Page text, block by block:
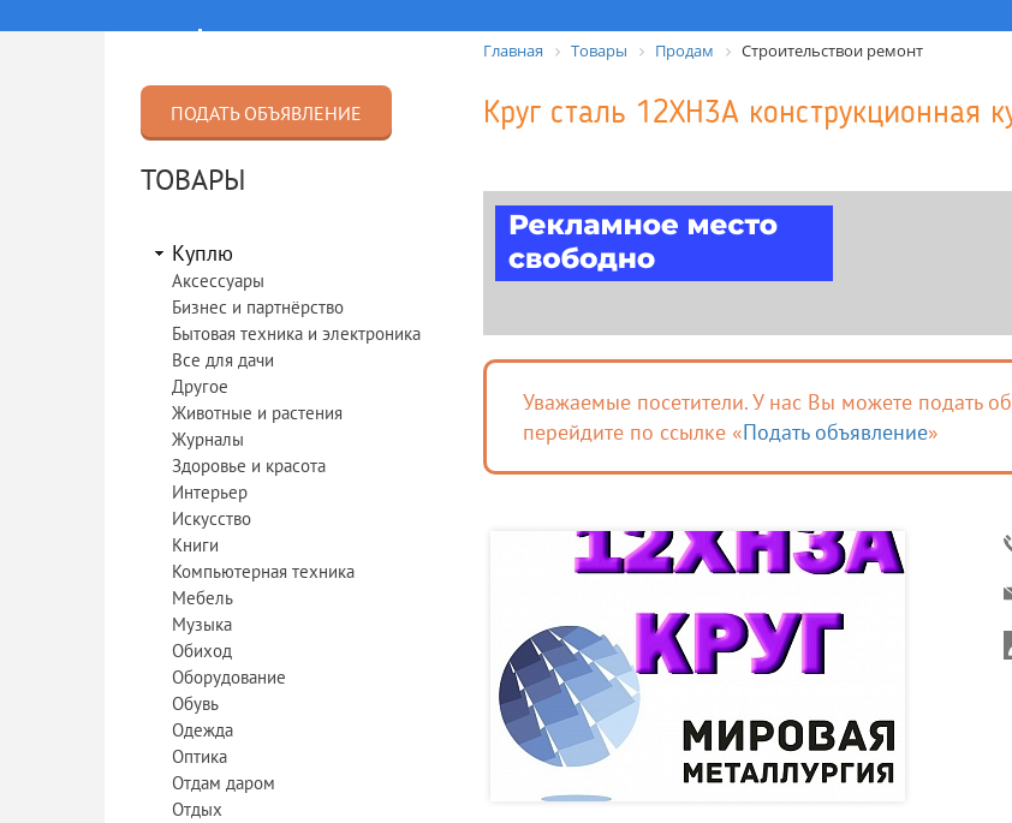
ПОДАТЬ ОБЪЯВЛЕНИЕ
ТОВАРЫ
Куплю
Аксессуары
Бизнес и партнёрство
Бытовая техника и электроника
Все для дачи
Другое
Животные и растения
Журналы
Здоровье и красота
Интерьер
Искусство
Книги
Компьютерная техника
Мебель
Музыка
Обиход
Оборудование
Обувь
Одежда
Оптика
Отдам даром
Отдых
Главная Товары Продам Строительствои ремонт
Круг сталь 12ХН3А конструкционная
Уважаемые посетители. У нас Вы можете подать
перейдите по ссылке «Подать объявление»